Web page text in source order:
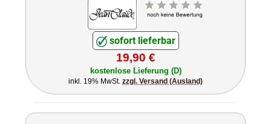
sofort lieferbar
19,90 €
kostenlose Lieferung (D)
inkl. 19% MwSt. zzgl. Versand (Ausland)